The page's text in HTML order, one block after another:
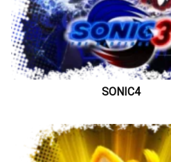
SONIC4